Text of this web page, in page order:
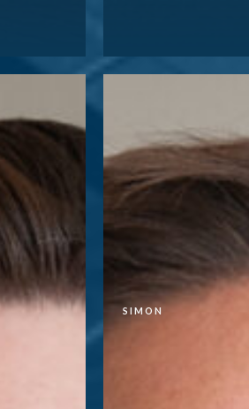
Je contribue à la
l’entreprise et
ainsi que notre
décisionnel.
contribution mon
curiosité
polyvalence afin de
SIMON